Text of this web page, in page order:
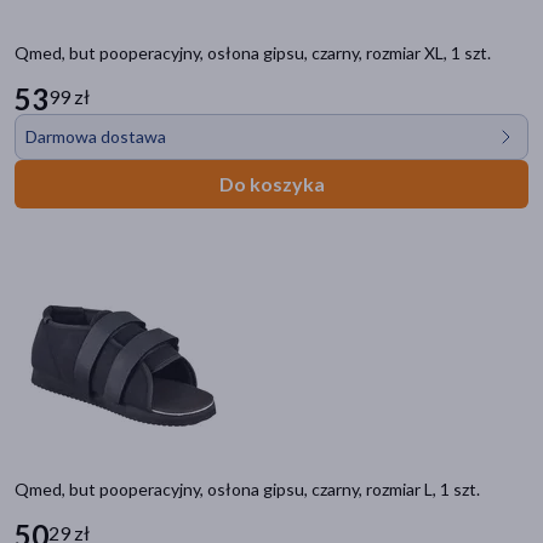
Qmed, but pooperacyjny, osłona gipsu, czarny, rozmiar XL, 1 szt.
5399 zł
Darmowa dostawa
Do koszyka
Qmed, but pooperacyjny, osłona gipsu, czarny, rozmiar L, 1 szt.
5029 zł